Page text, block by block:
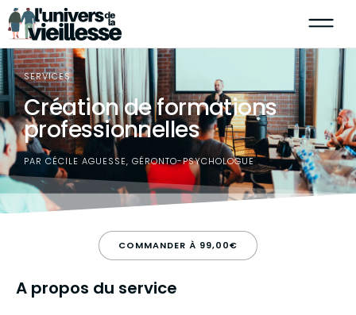
SERVICES
Création de formations
professionnelles
PAR CÉCILE AGUESSE, GÉRONTO-PSYCHOLOGUE
A propos du service
COMMANDER À 99,00€